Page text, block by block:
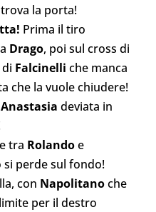
la porta!
Prima il tiro
Drago, poi sul cross di
Falcinelli che manca
che la vuole chiudere!
Anastasia deviata in
tra Rolandoe
si perde sul fondo!
con Napolitanoche
per il destro